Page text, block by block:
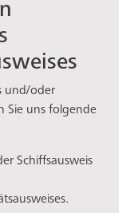
und/oder
Sie uns folgende
Schiffsausweis